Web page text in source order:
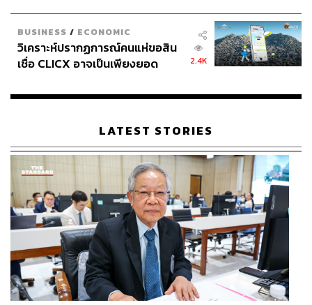
BUSINESS / ECONOMIC
วิเคราะห์ปรากฏการณ์คนแห่ขอสิน
เชื่อ CLICX อาจเป็นเพียงยอด
เรือนไทยที่ถูกซุกไว้
2.4K
LATEST STORIES